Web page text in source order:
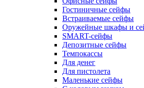
Гостиничные сейфы
Встраиваемые сейфы
Оружейные шкафы и
SMART-сейфы
Депозитные сейфы
Темпокассы
Для денег
Для пистолета
Маленькие сейфы